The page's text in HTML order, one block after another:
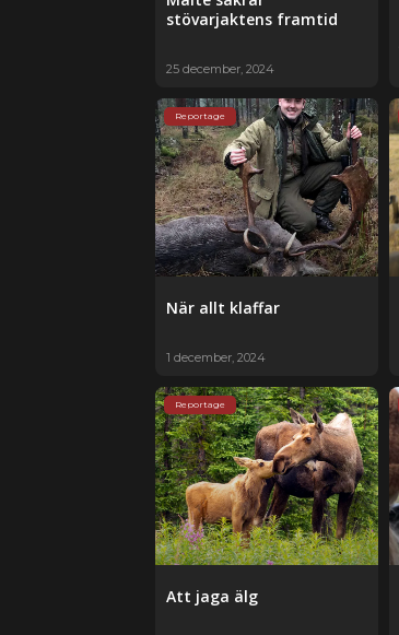
stövarjaktens framtid
25 december, 2024
Reportage
När allt klaffar
1 december, 2024
Reportage
Att jaga älg